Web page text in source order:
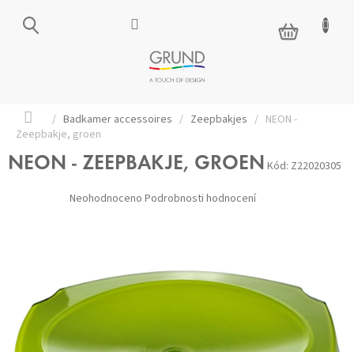
NÁKUPNÍ
KOŠÍK
Domů
/ Badkamer accessoires / Zeepbakjes / NEON -
Zeepbakje, groen
NEON - ZEEPBAKJE, GROEN Kód: Z22020305
Průměrné
hodnocení
Neohodnoceno Podrobnosti hodnocení